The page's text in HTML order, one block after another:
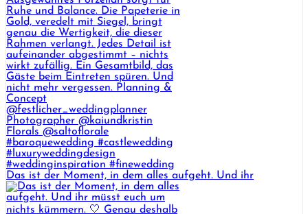
Das ist der Moment, in dem alles aufgeht. Und ihr